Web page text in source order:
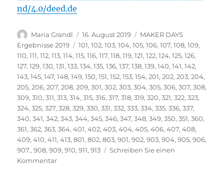
nd/4.0/deed.de
Autor
Maria Grandl
Veröffentlicht
am
16. August 2019 Kategorien
MAKER DAYS
Ergebnisse 2019
Schlagwörter
101,102,103,104,105,106,107,108,109,
110,111,112,113,114,115,116,117,118,119,121,122,124,125,126,
127,129,130,131,133,134,135,136,137,138,139,140,141,142,
143,145,147,148,149,150,151,152,153,154,201,202,203,204,
205,206,207,208,209,301,302,303,304,305,306,307,308,
309,310,311,313,314,315,316,317,318,319,320,321,322,323,
324,325,327,328,329,330,331,332,333,334,335,336,337,
340,341,342,343,344,345,346,347,348,349,350,351,360,
361,362,363,364,401,402,403,404,405,406,407,408,
409,410,411,413,801,802,803,901,902,903,904,905,906,
907.,908,909,910,911,913
Schreiben Sie einen
Kommentarzu